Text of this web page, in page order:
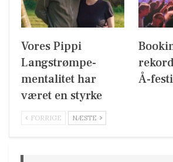
Vores Pippi
Langstrømpe-
mentalitet har
været en styrke
Å-
FORRIGE NÆSTE